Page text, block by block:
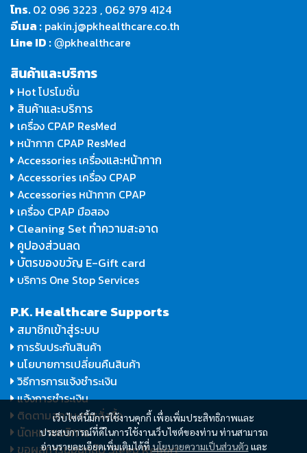
เว็บไซต์นี้มีการใช้งานคุกกี้ เพื่อเพิ่มประสิทธิภาพและ
ประสบการณ์ที่ดีในการใช้งานเว็บไซต์ของท่าน ท่านสามารถ
อ่านรายละเอียดเพิ่มเติมได้ที่นโยบายความเป็นส่วนตัว และ
โทร.02 096 3223 , 062 979 4124
อีเมล : pakin.j@pkhealthcare.co.th
Line ID : @pkhealthcare
สินค้าและบริการ
Hot โปรโมชั่น
สินค้าและบริการ
เครื่อง CPAP ResMed
หน้ากาก CPAP ResMed
Accessories เครื่องและหน้ากาก
Accessories เครื่อง CPAP
Accessories หน้ากาก CPAP
เครื่อง CPAP มือสอง
Cleaning Set ทำความสะอาด
คูปองส่วนลด
บัตรของขวัญ E-Gift card
บริการ One Stop Services
P.K. Healthcare Supports
สมาชิกเข้าสู่ระบบ
การรับประกันสินค้า
นโยบายการเปลี่ยนคืนสินค้า
วิธีการการแจ้งชำระเงิน
แจ้งการชำระเงิน
ติดตามสถานะการสั่งซื้อ
นัดหมายบริการ
ขอผลการนอนหลับ Sleep Report